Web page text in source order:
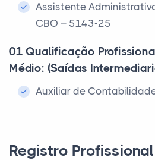
Assistente
CBO – 5143-25
01 Qualificação
Médio: (Saídas
Auxiliar de
Registro Profissional